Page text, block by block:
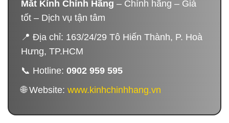
Mắt Kính Chính Hãng – Chính hãng – Giá
tốt – Dịch vụ tận tâm
📍 Địa chỉ: 163/24/29 Tô Hiến Thành, P. Hoà
Hưng, TP.HCM
📞 Hotline: 0902 959 595
🌐 Website: www.kinhchinhhang.vn